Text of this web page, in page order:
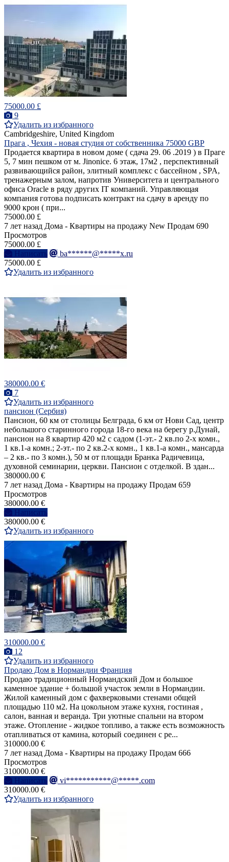
75000.00 £
9
Удалить из избранного
Cambridgeshire, United Kingdom
Прага , Чехия - новая студия от собственника 75000 GBP
Продается квартира в новом доме ( сдача 29. 06 .2019 ) в Праге
5, 7 мин пешком от м. Jinonice. 6 этаж, 17м2 , перспективный
развивающийся район, элитный комплекс с бассейном , SPA,
тренажерным залом, напротив Университета и центрального
офиса Oracle в ряду других IT компаний. Управляющая
компания готова подписать контракт на сдачу в аренду по
9000 крон ( при...
75000.00 £
7 лет назад Дома - Квартиры на продажу New Продам 690
Просмотров
75000.00 £
Написать
ba******@*****x.ru
75000.00 £
Удалить из избранного
380000.00 €
7
Удалить из избранного
пансион (Сербия)
Пансион, 60 км от столицы Белграда, 6 км от Нови Сад, центр
небольшого старинного города 18-го века на берегу р.Дунай,
пансион на 8 квартир 420 м2 с садом (1-эт.- 2 кв.по 2-х комн.,
1 кв.1-а комн.; 2-эт.- по 2 кв.2-х комн., 1 кв.1-а комн., мансарда
– 2 кв.- по 3 комн.), 50 м от площади Бранка Радичевица,
духовной семинарии, церкви. Пансион с отделкой. В здан...
380000.00 €
7 лет назад Дома - Квартиры на продажу Продам 659
Просмотров
380000.00 €
Написать
380000.00 €
Удалить из избранного
310000.00 €
12
Удалить из избранного
Продаю Дом в Нормандии Франция
Продаю традиционный Нормандский Дом и большое
каменное здание + большой участок земли в Нормандии.
Жилой каменный дом с фахверковыми стенами общей
площадью 110 м2. На цокольном этаже кухня, гостиная ,
салон, ванная и веранда. Три уютные спальни на втором
этаже. Отопление - жидкое топливо, а также есть возможность
отапливаться от камина, который соединен с ре...
310000.00 €
7 лет назад Дома - Квартиры на продажу Продам 666
Просмотров
310000.00 €
Написать
vi***********@*****.com
310000.00 €
Удалить из избранного